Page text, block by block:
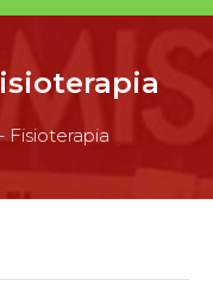
Fisioterapia